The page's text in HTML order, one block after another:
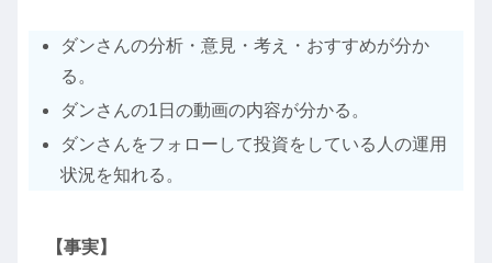
ダンさんの分析・意見・考え・おすすめが分か
る。
ダンさんの1日の動画の内容が分かる。
ダンさんをフォローして投資をしている人の運用
状況を知れる。
【事実】